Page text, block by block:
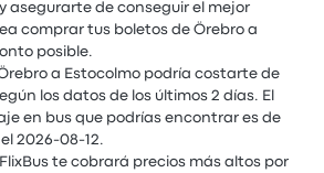
asegurarte de conseguir el mejor
comprar tus boletos de Örebro a
posible.
a Estocolmo podría costarte de
los datos de los últimos 2 días. El
en bus que podrías encontrar es de
2026-08-12.
FlixBus te cobrará precios más altos por